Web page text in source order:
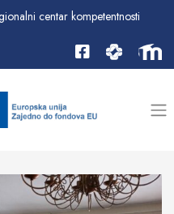
centar kompetentnosti